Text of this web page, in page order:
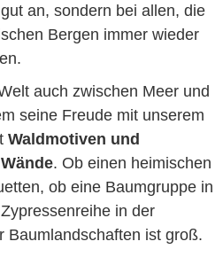
an, sondern bei allen, die
Bergen immer wieder
auch zwischen Meer und
seine Freude mit unserem
Waldmotiven und
. Ob einen heimischen
ob eine Baumgruppe in
in der
Baumlandschaften ist groß.